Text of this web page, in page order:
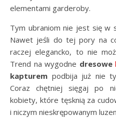
elementami garderoby.
Tym ubraniom nie jest się w
Nawet jeśli do tej pory na
raczej elegancko, to nie
Trend na wygodne dresowe
kapturem podbija już nie
Coraz chętniej sięgaj po
kobiety, które tęsknią za
i niczym nieskrępowanym